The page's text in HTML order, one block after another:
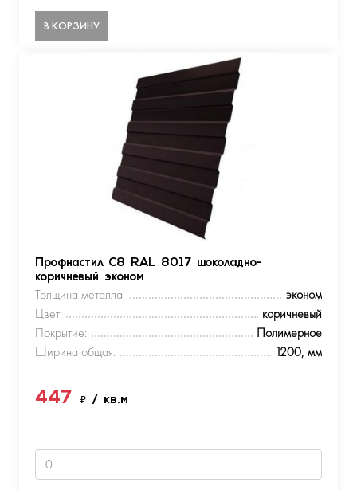
В КОРЗИНУ
Профнастил С8 RAL 8017 шоколадно-
коричневый эконом
Толщина металла:
эконом
Цвет:
коричневый
Покрытие:
Полимерное
Ширина общая:
1200, мм
447 ₽ / кв.м